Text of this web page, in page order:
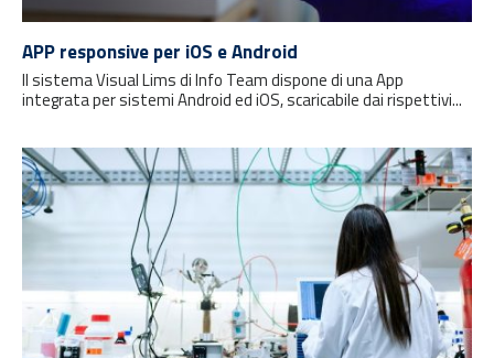
APP responsive per iOS e Android
Il sistema Visual Lims di Info Team dispone di una App
integrata per sistemi Android ed iOS, scaricabile dai rispettivi...